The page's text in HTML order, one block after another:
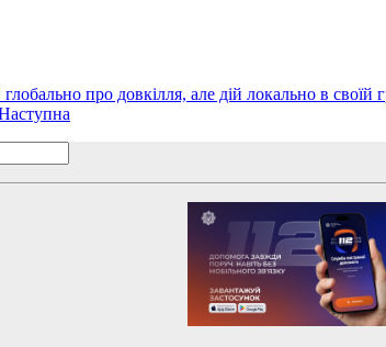
про довкілля, але дій локально в своїй